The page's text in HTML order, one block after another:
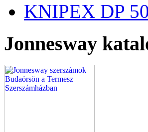
KNIPEX DP
Jonnesway